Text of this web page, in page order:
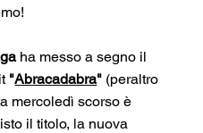
ha messo a segno il
"Abracadabra" (peraltro
mercoledì scorso è
il titolo, la nuova